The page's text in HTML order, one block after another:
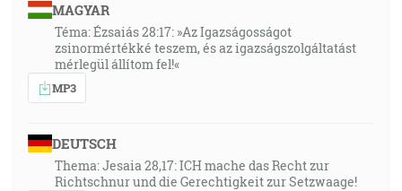
MAGYAR
Téma: Ézsaiás 28:17: »Az Igazságosságot
zsinormértékké teszem, és az igazságszolgáltatást
mérlegül állítom fel!«
MP3
DEUTSCH
Thema: Jesaia 28,17: ICH mache das Recht zur
Richtschnur und die Gerechtigkeit zur Setzwaage!